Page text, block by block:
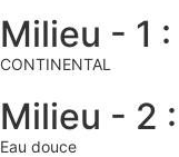
Milieu - 1 :
CONTINENTAL
Milieu - 2 :
Eau douce